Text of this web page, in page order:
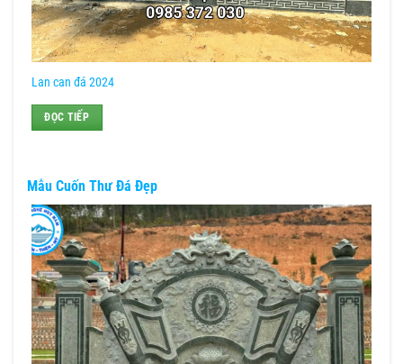
Lan can đá 2024
ĐỌC TIẾP
Mẫu Cuốn Thư Đá Đẹp